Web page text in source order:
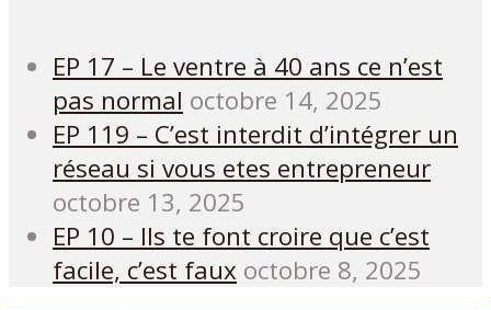
EP 17 – Le ventre à 40 ans ce n’est
pas normal octobre 14, 2025
EP 119 – C’est interdit d’intégrer un
réseau si vous etes entrepreneur
octobre 13, 2025
EP 10 – Ils te font croire que c’est
facile, c’est faux octobre 8, 2025